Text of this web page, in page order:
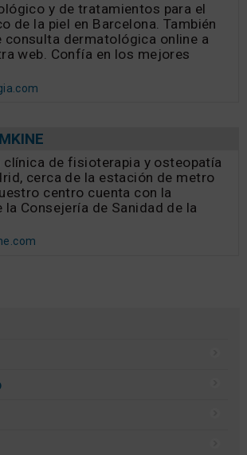
y de tratamientos para el
de la piel en Barcelona. También
consulta dermatológica online a
web. Confía en los mejores
clínica de fisioterapia y osteopatía
cerca de la estación de metro
centro cuenta con la
Consejería de Sanidad de la